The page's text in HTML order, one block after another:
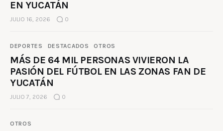
EN YUCATÁN
JULIO 16, 2026 0
DEPORTES DESTACADOS OTROS
MÁS DE 64 MIL PERSONAS VIVIERON LA
PASIÓN DEL FÚTBOL EN LAS ZONAS FAN DE
YUCATÁN
JULIO 7, 2026 0
OTROS